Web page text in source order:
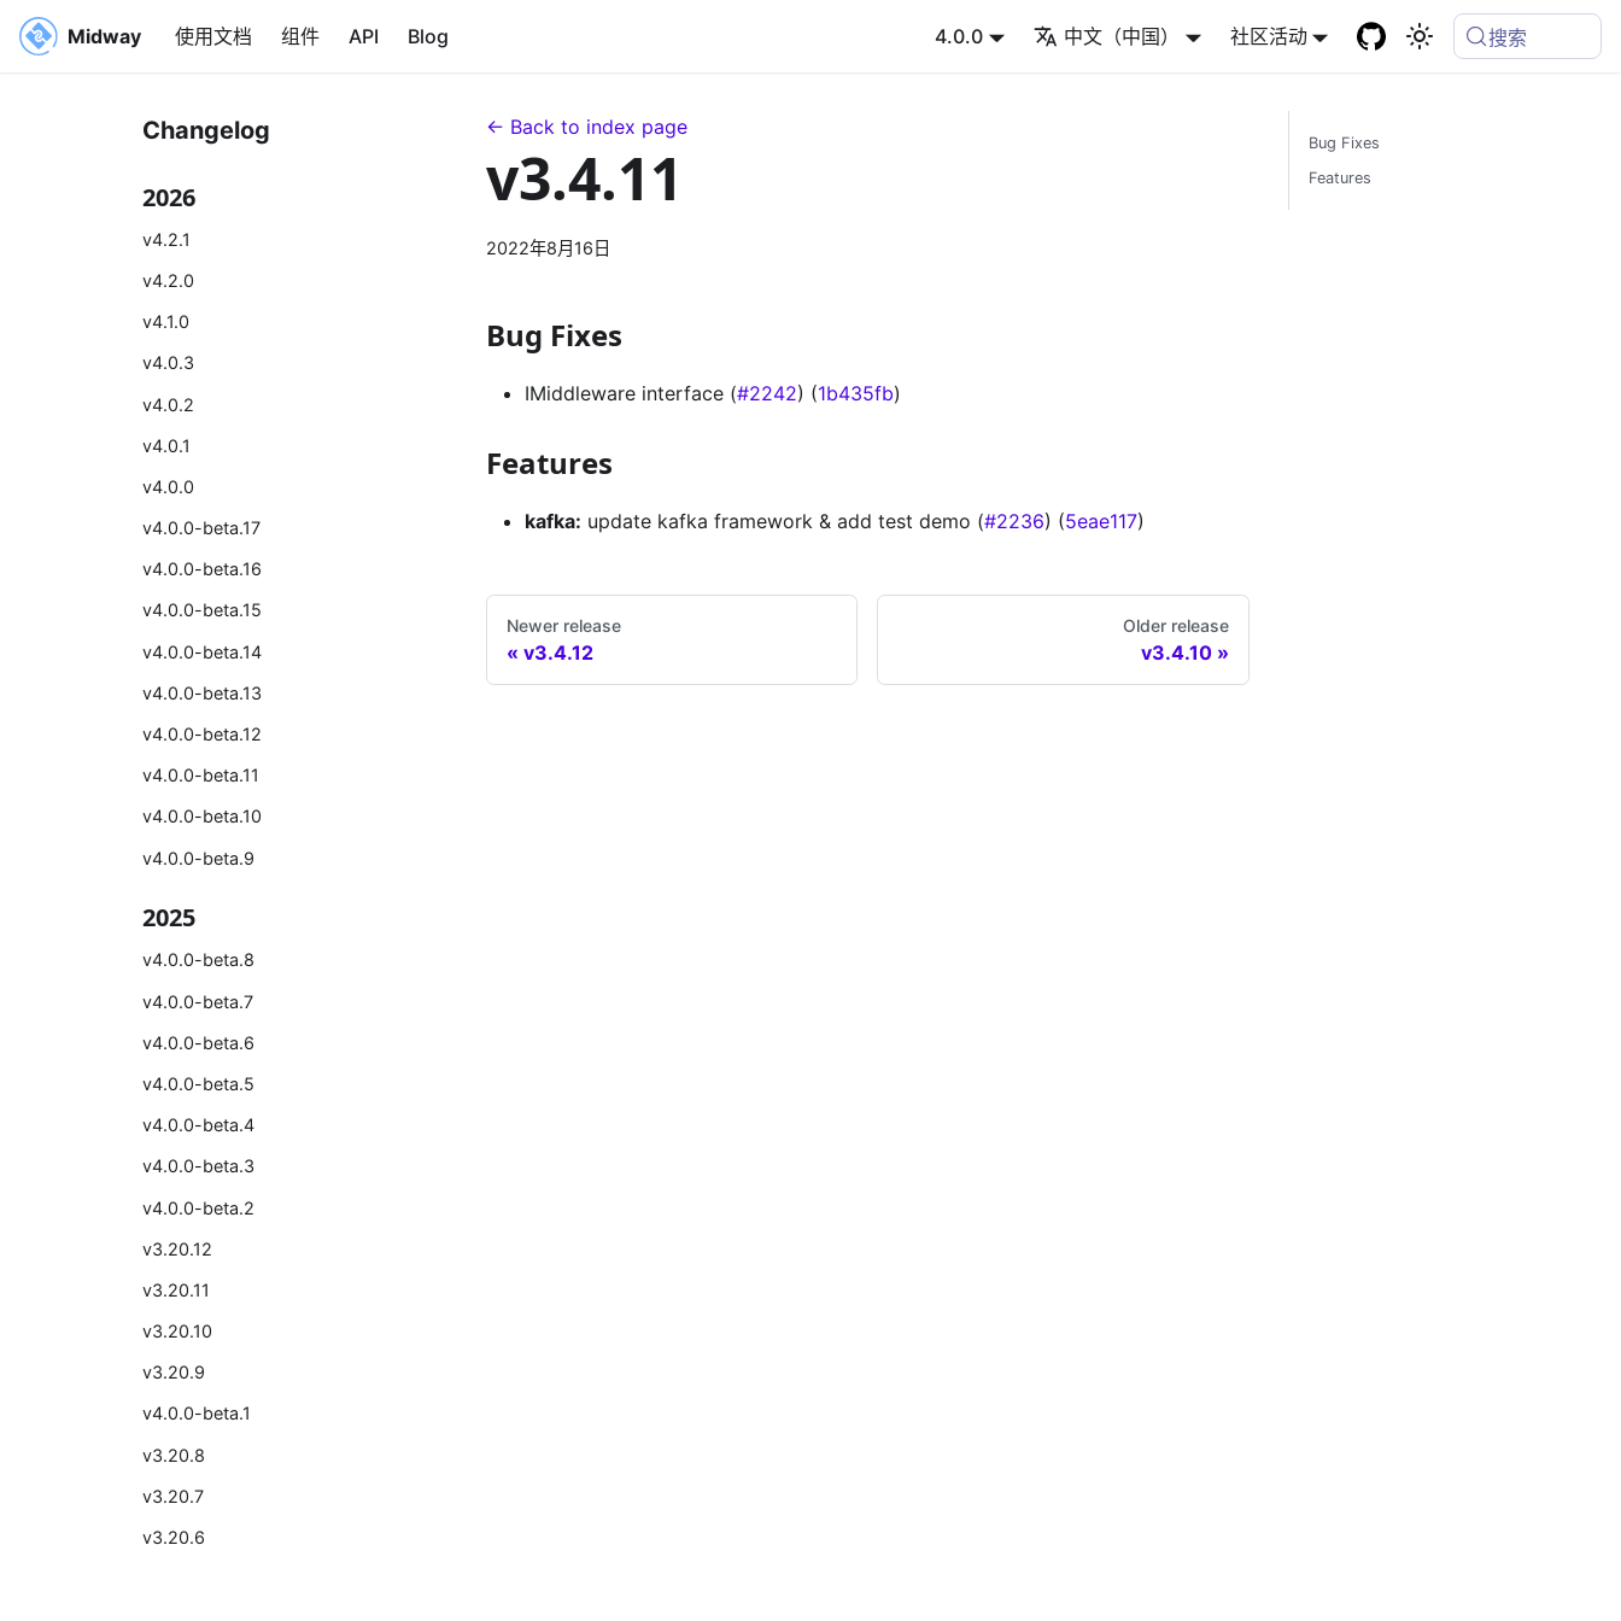
Midway 使用文档 组件 API Blog 4.0.0 中文（中国） 社区活动 搜索
Changelog
2026
v4.2.1
v4.2.0
v4.1.0
v4.0.3
v4.0.2
v4.0.1
v4.0.0
v4.0.0-beta.17
v4.0.0-beta.16
v4.0.0-beta.15
v4.0.0-beta.14
v4.0.0-beta.13
v4.0.0-beta.12
v4.0.0-beta.11
v4.0.0-beta.10
v4.0.0-beta.9
2025
v4.0.0-beta.8
v4.0.0-beta.7
v4.0.0-beta.6
v4.0.0-beta.5
v4.0.0-beta.4
v4.0.0-beta.3
v4.0.0-beta.2
v3.20.12
v3.20.11
v3.20.10
v3.20.9
v4.0.0-beta.1
v3.20.8
v3.20.7
v3.20.6
← Back to index page
v3.4.11
2022年8月16日
Bug Fixes
IMiddleware interface (#2242) (1b435fb)
Features
kafka: update kafka framework & add test demo (#2236) (5eae117)
Newer release
v3.4.12
Older release
v3.4.10
Bug Fixes
Features